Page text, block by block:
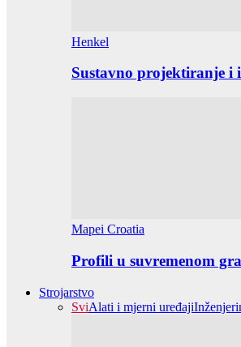
Henkel
Sustavno projektiranje i
Mapei Croatia
Profili u suvremenom
Strojarstvo
SviAlati i mjerni uređaji